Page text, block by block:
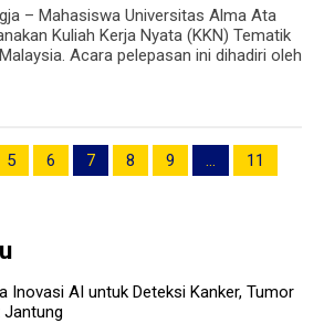
– Mahasiswa Universitas Alma Ata
Kuliah Kerja Nyata (KKN) Tematik
Acara pelepasan ini dihadiri oleh
5 6 7 8 9 …
11
Inovasi AI untuk Deteksi Kanker, Tumor
Jantung